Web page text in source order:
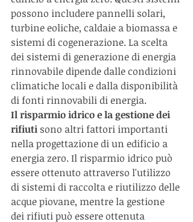
possono includere pannelli solari,
turbine eoliche, caldaie a biomassa e
sistemi di cogenerazione. La scelta
dei sistemi di generazione di energia
rinnovabile dipende dalle condizioni
climatiche locali e dalla disponibilità
di fonti rinnovabili di energia.
Il risparmio idrico e la gestione dei
rifiuti sono altri fattori importanti
nella progettazione di un edificio a
energia zero. Il risparmio idrico può
essere ottenuto attraverso l'utilizzo
di sistemi di raccolta e riutilizzo delle
acque piovane, mentre la gestione
dei rifiuti può essere ottenuta